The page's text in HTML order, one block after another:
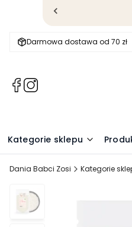
Darmowa dostawa od 70 zł
(Otwiera
karcie)
(Otwiera
karcie)
Kategorie sklepu
Dania Babci Zosi Kategorie